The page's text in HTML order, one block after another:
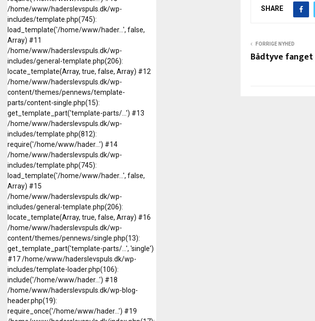
SHARE
FORRIGE NYHED
Bådtyve fanget
/home/www/haderslevspuls.dk/wp-
includes/template.php(745):
load_template('/home/www/hader...', false,
Array) #11
/home/www/haderslevspuls.dk/wp-
includes/general-template.php(206):
locate_template(Array, true, false, Array) #12
/home/www/haderslevspuls.dk/wp-
content/themes/pennews/template-
parts/content-single.php(15):
get_template_part('template-parts/...') #13
/home/www/haderslevspuls.dk/wp-
includes/template.php(812):
require('/home/www/hader...') #14
/home/www/haderslevspuls.dk/wp-
includes/template.php(745):
load_template('/home/www/hader...', false,
Array) #15
/home/www/haderslevspuls.dk/wp-
includes/general-template.php(206):
locate_template(Array, true, false, Array) #16
/home/www/haderslevspuls.dk/wp-
content/themes/pennews/single.php(13):
get_template_part('template-parts/...', 'single')
#17 /home/www/haderslevspuls.dk/wp-
includes/template-loader.php(106):
include('/home/www/hader...') #18
/home/www/haderslevspuls.dk/wp-blog-
header.php(19):
require_once('/home/www/hader...') #19